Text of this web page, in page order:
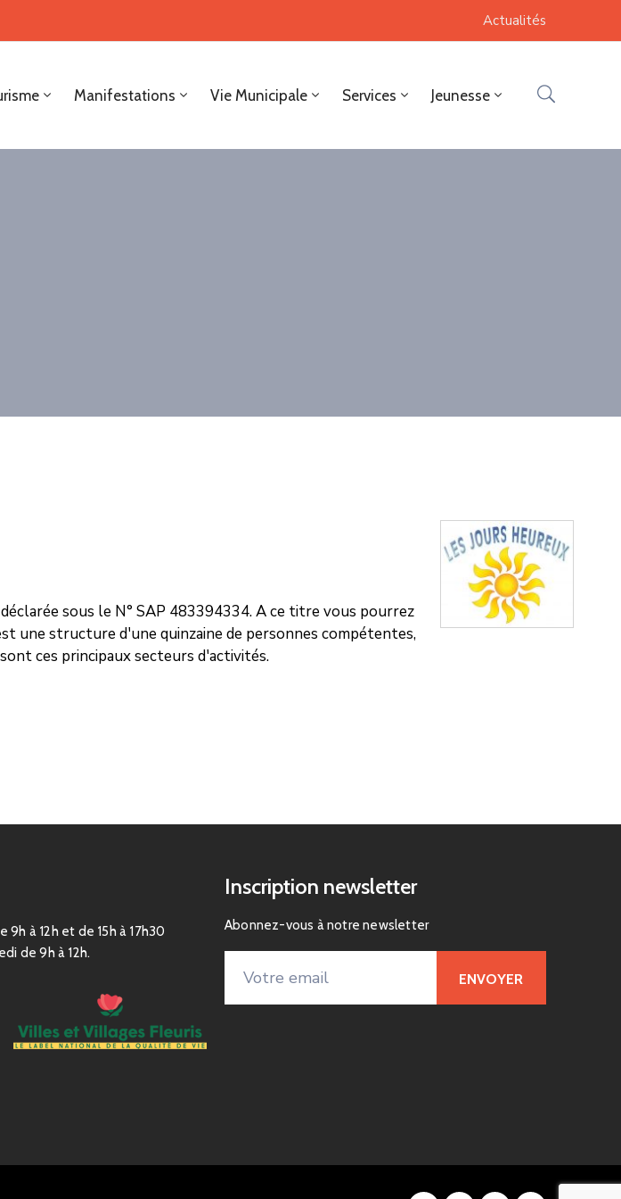
Actualités
Manifestations Vie Municipale Services Jeunesse
sous le N° SAP 483394334. A ce titre vous pourrez
une structure d'une quinzaine de personnes compétentes,
ces principaux secteurs d'activités.
9h à 12h et de 15h à 17h30
de 9h à 12h.
Inscription newsletter
Abonnez-vous à notre newsletter